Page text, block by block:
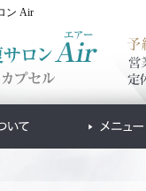
ン Air